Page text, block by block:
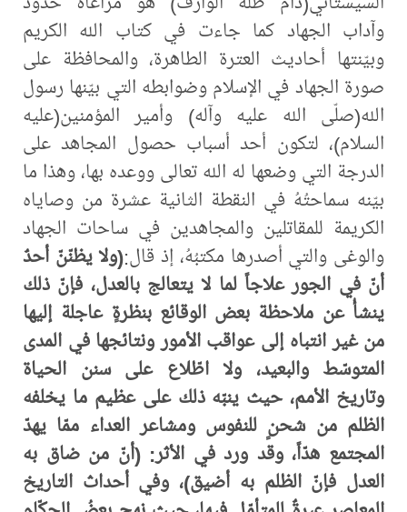
وآداب الجهاد كما جاءت في كتاب الله الكريم
وبيّنتها أحاديث العترة الطاهرة، والمحافظة على
صورة الجهاد في الإسلام وضوابطه التي بيّنها رسول
الله(صلّى الله عليه وآله) وأمير المؤمنين(عليه
السلام)، لتكون أحد أسباب حصول المجاهد على
الدرجة التي وضعها له الله تعالى ووعده بها، وهذا ما
بيّنه سماحتُهُ في النقطة الثانية عشرة من وصاياه
الكريمة للمقاتلين والمجاهدين في ساحات الجهاد
والوغى والتي أصدرها مكتبُهُ، إذ قال:(ولا يظنّنّ أحدٌ
أنّ في الجور علاجاً لما لا يتعالج بالعدل، فإنّ ذلك
ينشأُ عن ملاحظة بعض الوقائع بنظرةٍ عاجلة إليها
من غير انتباه إلى عواقب الأمور ونتائجها في المدى
المتوسّط والبعيد، ولا اطّلاع على سنن الحياة
وتاريخ الأمم، حيث ينبّه ذلك على عظيم ما يخلفه
الظلم من شحنٍ للنفوس ومشاعر العداء ممّا يهدّ
المجتمع هدّاً، وقد ورد في الأثر: (أنّ من ضاق به
العدل فإنّ الظلم به أضيق)، وفي أحداث التاريخ